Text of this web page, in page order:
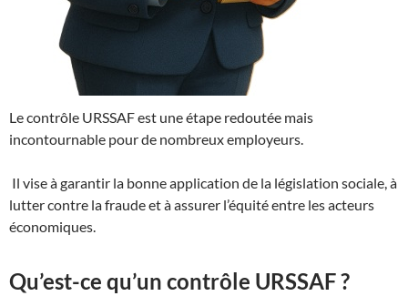
Le contrôle URSSAF est une étape redoutée mais
incontournable pour de nombreux employeurs.
Il vise à garantir la bonne application de la législation sociale, à
lutter contre la fraude et à assurer l’équité entre les acteurs
économiques.
Qu’est-ce qu’un contrôle URSSAF ?